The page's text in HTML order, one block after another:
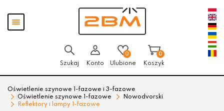
Pokaż
menu
Szukaj Konto
0
Ulubione
0
Koszyk
Oświetlenie szynowe 1-fazowe i 3-fazowe
Oświetlenie szynowe 1-fazowe
Nowodvorski
Reflektory i lampy 1-fazowe